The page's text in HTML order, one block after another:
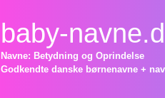
baby-
Navne: Betydning og Oprindelse
Godkendte danske børnenavne +